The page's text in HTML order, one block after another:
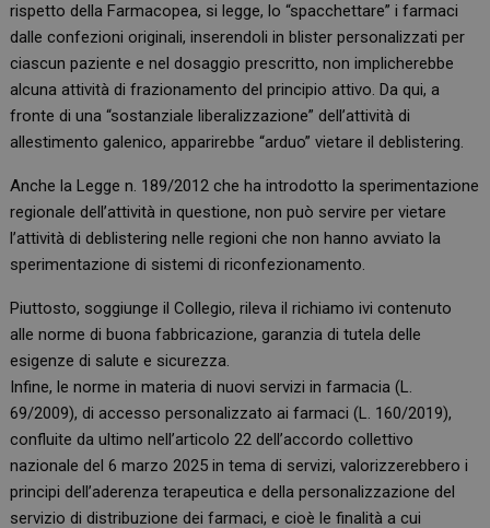
rispetto della Farmacopea, si legge, lo “spacchettare” i farmaci
dalle confezioni originali, inserendoli in blister personalizzati per
ciascun paziente e nel dosaggio prescritto, non implicherebbe
alcuna attività di frazionamento del principio attivo. Da qui, a
fronte di una “sostanziale liberalizzazione” dell’attività di
allestimento galenico, apparirebbe “arduo” vietare il deblistering.
Anche la Legge n. 189/2012 che ha introdotto la sperimentazione
regionale dell’attività in questione, non può servire per vietare
l’attività di deblistering nelle regioni che non hanno avviato la
sperimentazione di sistemi di riconfezionamento.
Piuttosto, soggiunge il Collegio, rileva il richiamo ivi contenuto
alle norme di buona fabbricazione, garanzia di tutela delle
esigenze di salute e sicurezza.
Infine, le norme in materia di nuovi servizi in farmacia (L.
69/2009), di accesso personalizzato ai farmaci (L. 160/2019),
confluite da ultimo nell’articolo 22 dell’accordo collettivo
nazionale del 6 marzo 2025 in tema di servizi, valorizzerebbero i
principi dell’aderenza terapeutica e della personalizzazione del
servizio di distribuzione dei farmaci, e cioè le finalità a cui